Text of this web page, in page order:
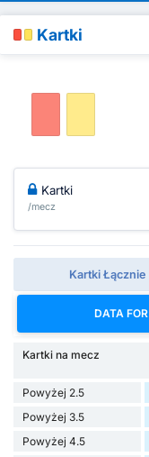
Kartki
Kartki
/mecz
Kartki Łącznie
DATA
Kartki na mecz
Powyżej 2.5
Powyżej 3.5
Powyżej 4.5